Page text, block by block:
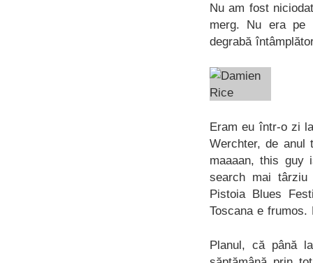
Nu am fost
merg. Nu era
degrabă
Eram eu într-o zi
Werchter, de anul
maaaan, this guy
search mai
Pistoia Blues
Toscana e
Planul, că până